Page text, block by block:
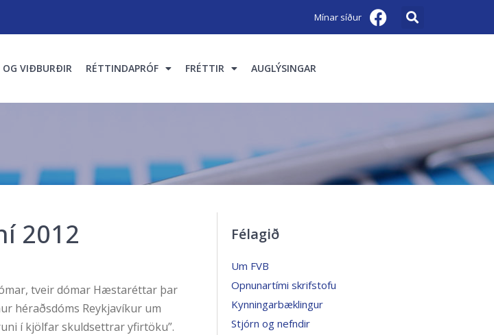
Mínar síður
VIÐBURÐIR RÉTTINDAPRÓF FRÉTTIR AUGLÝSINGAR
2012
tveir dómar Hæstaréttar þar
héraðsdóms Reykjavíkur um
í kjölfar skuldsettrar yfirtöku”.
Félagið
Um FVB
Opnunartími skrifstofu
Kynningarbæklingur
Stjórn og nefndir